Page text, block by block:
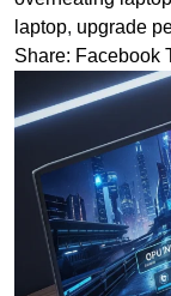
laptop, upgrade
Share: Facebook